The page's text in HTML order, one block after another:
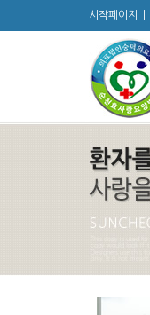
시작페이지